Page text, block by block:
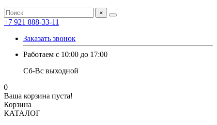
×
+7 921 888-33-11
Заказать звонок
Работаем с 10:00 до 17:00
Сб-Вс выходной
0
Ваша корзина пуста!
Корзина
КАТАЛОГ